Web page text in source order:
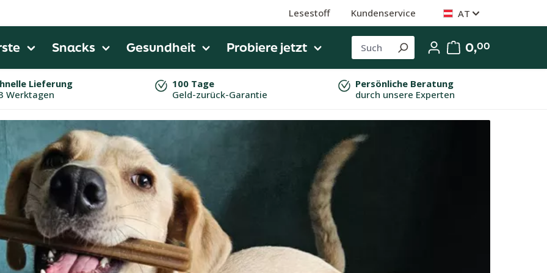
Lesestoff Kundenservice AT
Snacks Gesundheit Probiere jetzt 0,00
Lieferung
Werktagen
100 Tage
Geld-zurück-Garantie
Persönliche Beratung
durch unsere Experten